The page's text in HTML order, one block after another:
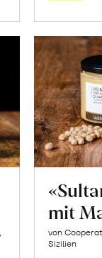
mit
von
Sizilien